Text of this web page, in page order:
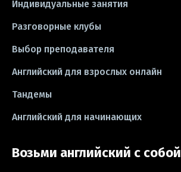
#CV #резюме
#idioms #эссе
Индивидуальные занятия
Разговорные клубы
Выбор преподавателя
Английский для взрослых онлайн
Тандемы
Английский для начинающих
Возьми английский с собой